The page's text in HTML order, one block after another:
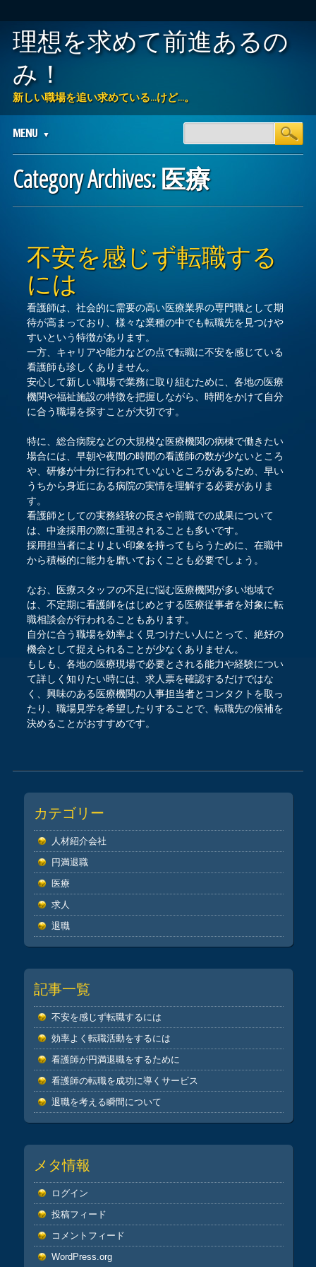
理想を求めて前進あるの
み！
新しい職場を追い求めている…けど…。
Main menu
content
MENU
Category Archives:医療
Post navigation
不安を感じず転職する
には
看護師は、社会的に需要の高い医療業界の専門職として期
待が高まっており、様々な業種の中でも転職先を見つけや
すいという特徴があります。
一方、キャリアや能力などの点で転職に不安を感じている
看護師も珍しくありません。
安心して新しい職場で業務に取り組むために、各地の医療
機関や福祉施設の特徴を把握しながら、時間をかけて自分
に合う職場を探すことが大切です。
特に、総合病院などの大規模な医療機関の病棟で働きたい
場合には、早朝や夜間の時間の看護師の数が少ないところ
や、研修が十分に行われていないところがあるため、早い
うちから身近にある病院の実情を理解する必要がありま
す。
看護師としての実務経験の長さや前職での成果について
は、中途採用の際に重視されることも多いです。
採用担当者によりよい印象を持ってもらうために、在職中
から積極的に能力を磨いておくことも必要でしょう。
なお、医療スタッフの不足に悩む医療機関が多い地域で
は、不定期に看護師をはじめとする医療従事者を対象に転
職相談会が行われることもあります。
自分に合う職場を効率よく見つけたい人にとって、絶好の
機会として捉えられることが少なくありません。
もしも、各地の医療現場で必要とされる能力や経験につい
て詳しく知りたい時には、求人票を確認するだけではな
く、興味のある医療機関の人事担当者とコンタクトを取っ
たり、職場見学を希望したりすることで、転職先の候補を
決めることがおすすめです。
Post navigation
カテゴリー
人材紹介会社
円満退職
医療
求人
退職
記事一覧
不安を感じず転職するには
効率よく転職活動をするには
看護師が円満退職をするために
看護師の転職を成功に導くサービス
退職を考える瞬間について
メタ情報
ログイン
投稿フィード
コメントフィード
WordPress.org